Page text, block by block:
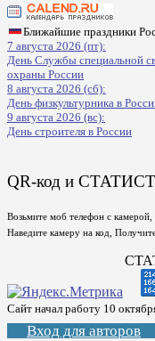
Ближайшие праздники
7 августа 2026 (пт):
День Службы специальной
охраны России
8 августа 2026 (сб):
День физкультурника в
9 августа 2026 (вс):
День строителя в России
QR-код и
Возьмите моб телефон с камерой,
Наведите камеру на код,
Сайт начал работу 10
Вход для авторов